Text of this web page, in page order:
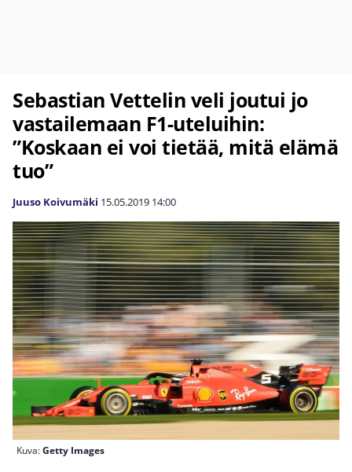
Sebastian Vettelin veli joutui jo
vastailemaan F1-uteluihin:
”Koskaan ei voi tietää, mitä elämä
tuo”
Juuso Koivumäki 15.05.2019 14:00
Kuva:Getty Images